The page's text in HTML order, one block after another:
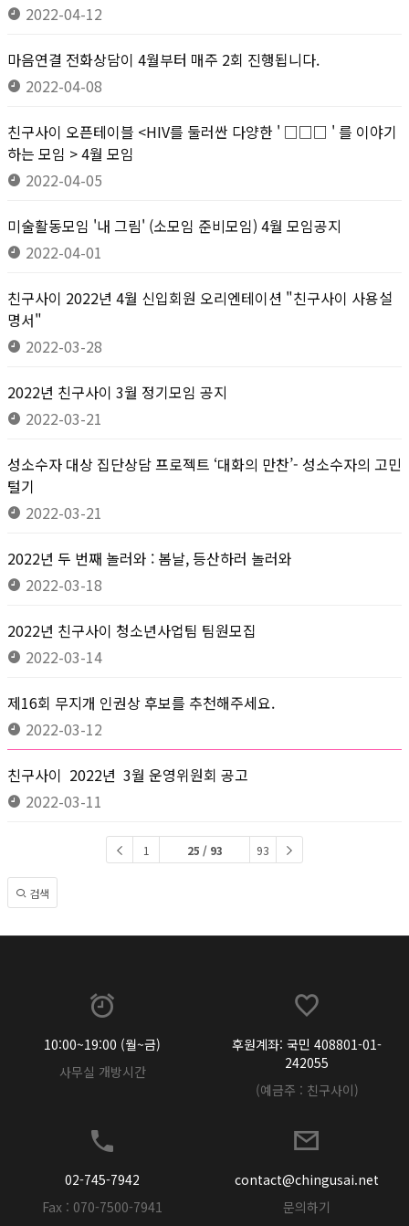
2022-04-12
마음연결 전화상담이 4월부터 매주 2회 진행됩니다.
2022-04-08
친구사이 오픈테이블 <HIV를 둘러싼 다양한 ' □□□ ' 를 이야기
하는 모임 > 4월 모임
2022-04-05
미술활동모임 '내 그림' (소모임 준비모임) 4월 모임공지
2022-04-01
친구사이 2022년 4월 신입회원 오리엔테이션 "친구사이 사용설
명서"
2022-03-28
2022년 친구사이 3월 정기모임 공지
2022-03-21
성소수자 대상 집단상담 프로젝트 ‘대화의 만찬’- 성소수자의 고민
털기
2022-03-21
2022년 두 번째 놀러와 : 봄날, 등산하러 놀러와
2022-03-18
2022년 친구사이 청소년사업팀 팀원모집
2022-03-14
제16회 무지개 인권상 후보를 추천해주세요.
2022-03-12
친구사이 2022년 3월 운영위원회 공고
2022-03-11
1 25 / 93 93
검색
10:00~19:00 (월~금)
사무실 개방시간
후원계좌: 국민 408801-01-
242055
(예금주 : 친구사이)
02-745-7942
Fax : 070-7500-7941
contact@chingusai.net
문의하기